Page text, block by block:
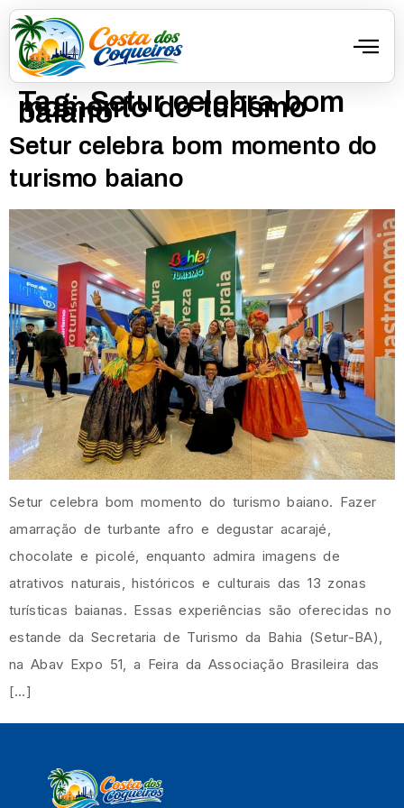
Tag:Setur celebra bom
momento do turismo
baiano
Setur celebra bom momento do
turismo baiano
Setur celebra bom momento do turismo baiano. Fazer
amarração de turbante afro e degustar acarajé,
chocolate e picolé, enquanto admira imagens de
atrativos naturais, históricos e culturais das 13 zonas
turísticas baianas. Essas experiências são oferecidas no
estande da Secretaria de Turismo da Bahia (Setur-BA),
na Abav Expo 51, a Feira da Associação Brasileira das
[…]